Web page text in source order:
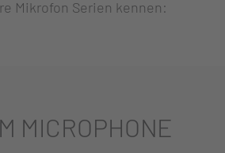
Mikrofon Serien kennen:
MICROPHONE